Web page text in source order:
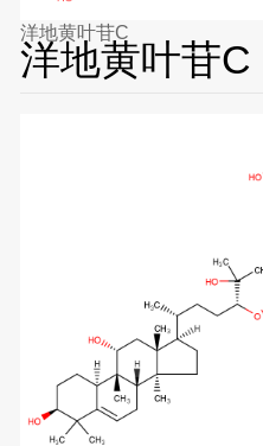
洋地黄叶苷C
洋地黄叶苷C